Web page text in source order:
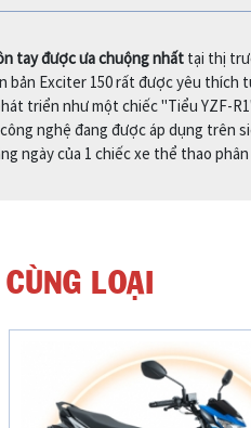
tay được ưa chuộng nhất tại thị
bản Exciter 150 rất được yêu
triển như một chiếc "Tiểu YZF-
nghệ đang được áp dụng trên
ngày của 1 chiếc xe thể thao
LOẠI